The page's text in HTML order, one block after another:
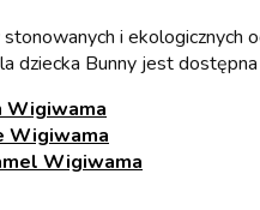
i ekologicznych
dziecka Bunny jest
Wigiwama
Wigiwama
Wigiwama